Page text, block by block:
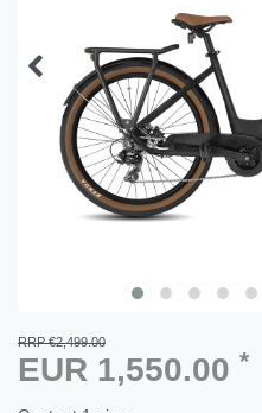
RRP €2,499.00
EUR 1,550.00 *